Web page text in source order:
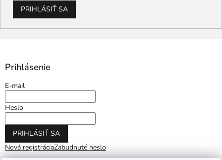
PRIHLÁSIŤ SA
Prihlásenie
E-mail
Heslo
PRIHLÁSIŤ SA
Nová registráciaZabudnuté heslo